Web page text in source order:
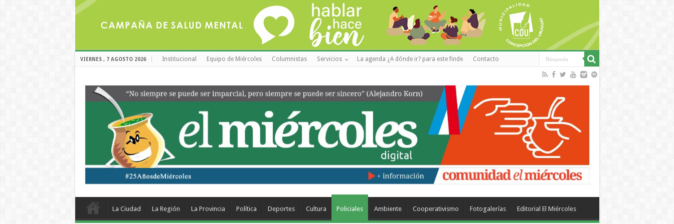
VIERNES , 7 AGOSTO 2026 Institucional Equipo de Miércoles Columnistas Servicios La agenda ¿A dónde ir? para este finde Contacto
La Ciudad La Región La Provincia Política Deportes Cultura Policiales Ambiente Cooperativismo Fotogalerías Editorial El Miércoles